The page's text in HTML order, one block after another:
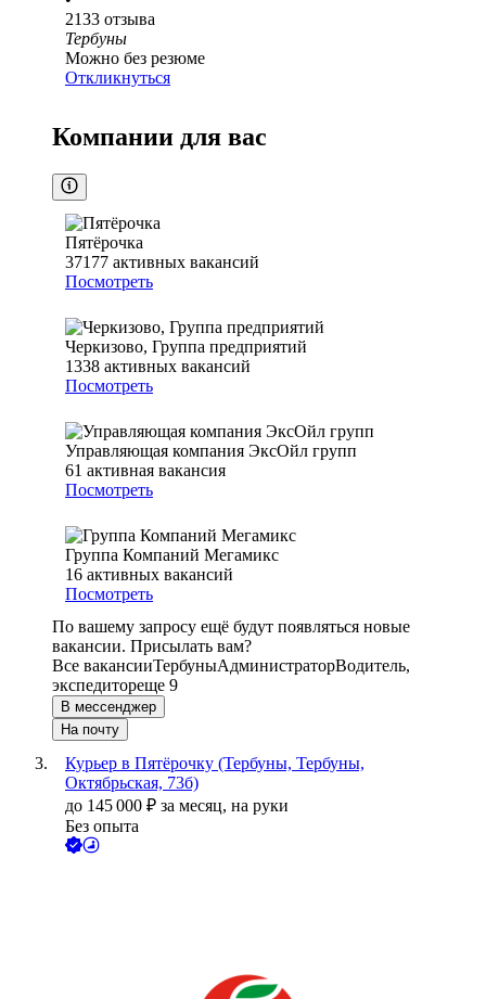
2133 отзыва
Тербуны
Можно без резюме
Откликнуться
Компании для вас
Пятёрочка
37177 активных вакансий
Посмотреть
Черкизово, Группа предприятий
1338 активных вакансий
Посмотреть
Управляющая компания ЭксОйл групп
61 активная вакансия
Посмотреть
Группа Компаний Мегамикс
16 активных вакансий
Посмотреть
По вашему запросу ещё будут появляться новые
вакансии. Присылать вам?
Все вакансииТербуныАдминистраторВодитель,
экспедитореще 9
В мессенджер
На почту
Курьер в Пятёрочку (Тербуны, Тербуны,
Октябрьская, 73б)
до 145 000 ₽ за месяц, на руки
Без опыта